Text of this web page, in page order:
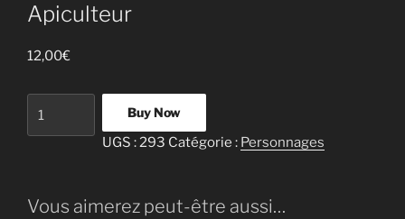
Apiculteur
12,00€
Buy Now
UGS :293 Catégorie : Personnages
Vous aimerez peut-être aussi…